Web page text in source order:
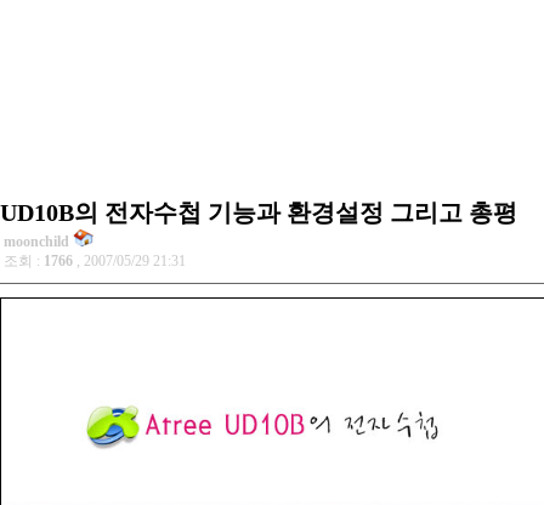
UD10B의 전자수첩 기능과 환경설정 그리고 총평
moonchild
조회 : 1766 , 2007/05/29 21:31